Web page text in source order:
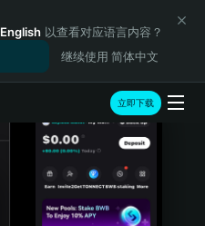
English 以查看对应语言内容？
继续使用 简体中文
立即下载